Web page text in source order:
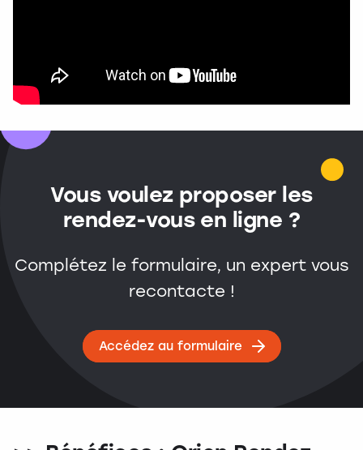
Vous voulez proposer les
rendez-vous en ligne ?
Complétez le formulaire, un expert vous
recontacte !
Accédez au formulaire